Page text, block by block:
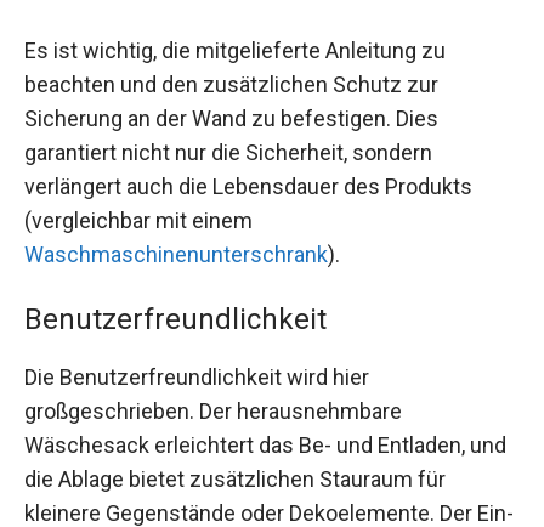
Es ist wichtig, die mitgelieferte Anleitung zu
beachten und den zusätzlichen Schutz zur
Sicherung an der Wand zu befestigen. Dies
garantiert nicht nur die Sicherheit, sondern
verlängert auch die Lebensdauer des Produkts
(vergleichbar mit einem
Waschmaschinenunterschrank).
Benutzerfreundlichkeit
Die Benutzerfreundlichkeit wird hier
großgeschrieben. Der herausnehmbare
Wäschesack erleichtert das Be- und Entladen, und
die Ablage bietet zusätzlichen Stauraum für
kleinere Gegenstände oder Dekoelemente. Der Ein-